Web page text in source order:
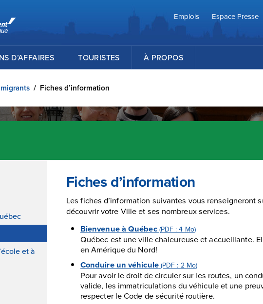
Emplois
Espace Presse
D’AFFAIRES TOURISTES À PROPOS
/ Fiches d’information
et à
Fiches d’information
Les fiches d’information suivantes vous renseigneront
découvrir votre Ville et ses nombreux services.
Bienvenue à Québec (PDF : 4 Mo)
Québec est une ville chaleureuse et accueillante.
en Amérique du Nord!
Conduire un véhicule (PDF : 2 Mo)
Pour avoir le droit de circuler sur les routes, un
valide, les immatriculations du véhicule et une
respecter le Code de sécurité routière.